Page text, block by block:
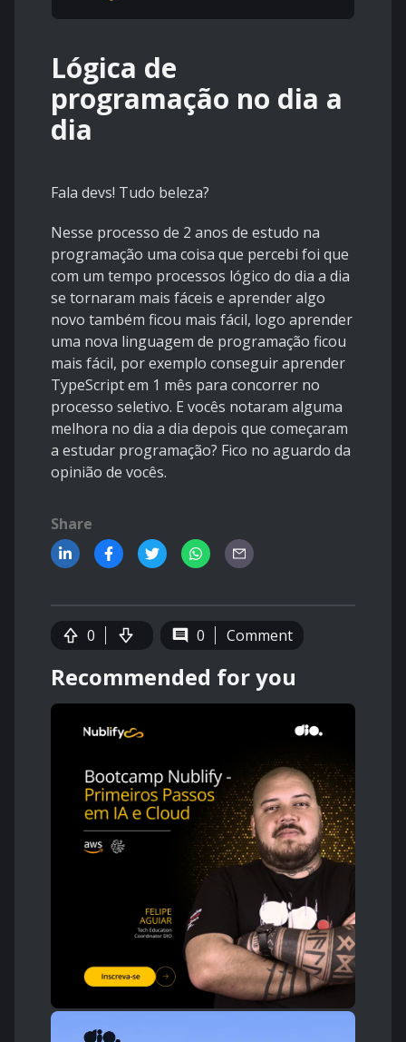
Lógica de
programação no dia a
dia
Fala devs! Tudo beleza?
Nesse processo de 2 anos de estudo na
programação uma coisa que percebi foi que
com um tempo processos lógico do dia a dia
se tornaram mais fáceis e aprender algo
novo também ficou mais fácil, logo aprender
uma nova linguagem de programação ficou
mais fácil, por exemplo conseguir aprender
TypeScript em 1 mês para concorrer no
processo seletivo. E vocês notaram alguma
melhora no dia a dia depois que começaram
a estudar programação? Fico no aguardo da
opinião de vocês.
Share
0 0 Comment
Recommended for you